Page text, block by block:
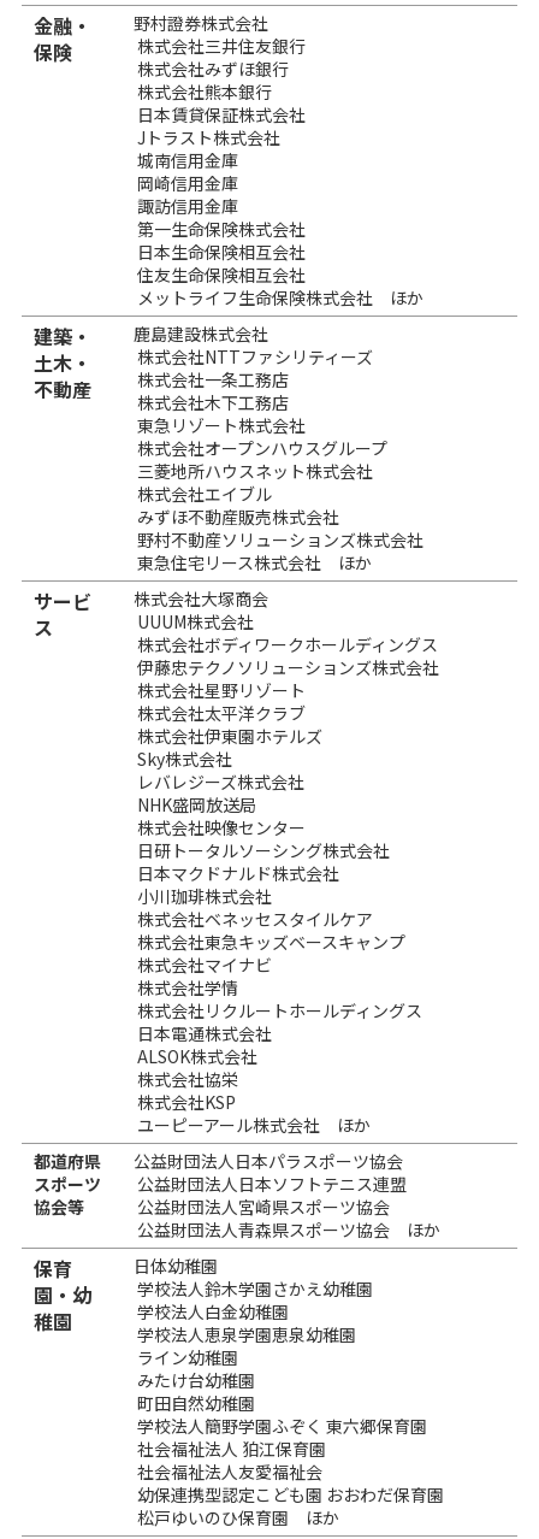
金融・
保険
野村證券株式会社
株式会社三井住友銀行
株式会社みずほ銀行
株式会社熊本銀行
日本賃貸保証株式会社
Jトラスト株式会社
城南信用金庫
岡崎信用金庫
諏訪信用金庫
第一生命保険株式会社
日本生命保険相互会社
住友生命保険相互会社
メットライフ生命保険株式会社 ほか
建築・
土木・
不動産
鹿島建設株式会社
株式会社NTTファシリティーズ
株式会社一条工務店
株式会社木下工務店
東急リゾート株式会社
株式会社オープンハウスグループ
三菱地所ハウスネット株式会社
株式会社エイブル
みずほ不動産販売株式会社
野村不動産ソリューションズ株式会社
東急住宅リース株式会社 ほか
サービ
ス
株式会社大塚商会
UUUM株式会社
株式会社ボディワークホールディングス
伊藤忠テクノソリューションズ株式会社
株式会社星野リゾート
株式会社太平洋クラブ
株式会社伊東園ホテルズ
Sky株式会社
レバレジーズ株式会社
NHK盛岡放送局
株式会社映像センター
日研トータルソーシング株式会社
日本マクドナルド株式会社
小川珈琲株式会社
株式会社ベネッセスタイルケア
株式会社東急キッズベースキャンプ
株式会社マイナビ
株式会社学情
株式会社リクルートホールディングス
日本電通株式会社
ALSOK株式会社
株式会社協栄
株式会社KSP
ユーピーアール株式会社 ほか
都道府県
スポーツ
協会等
公益財団法人日本パラスポーツ協会
公益財団法人日本ソフトテニス連盟
公益財団法人宮崎県スポーツ協会
公益財団法人青森県スポーツ協会 ほか
保育
園・幼
稚園
日体幼稚園
学校法人鈴木学園さかえ幼稚園
学校法人白金幼稚園
学校法人恵泉学園恵泉幼稚園
ライン幼稚園
みたけ台幼稚園
町田自然幼稚園
学校法人簡野学園ふぞく 東六郷保育園
社会福祉法人 狛江保育園
社会福祉法人友愛福祉会
幼保連携型認定こども園 おおわだ保育園
松戸ゆいのひ保育園 ほか